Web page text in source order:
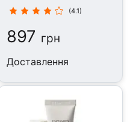
г
(4.1)
897 грн
Доставлення